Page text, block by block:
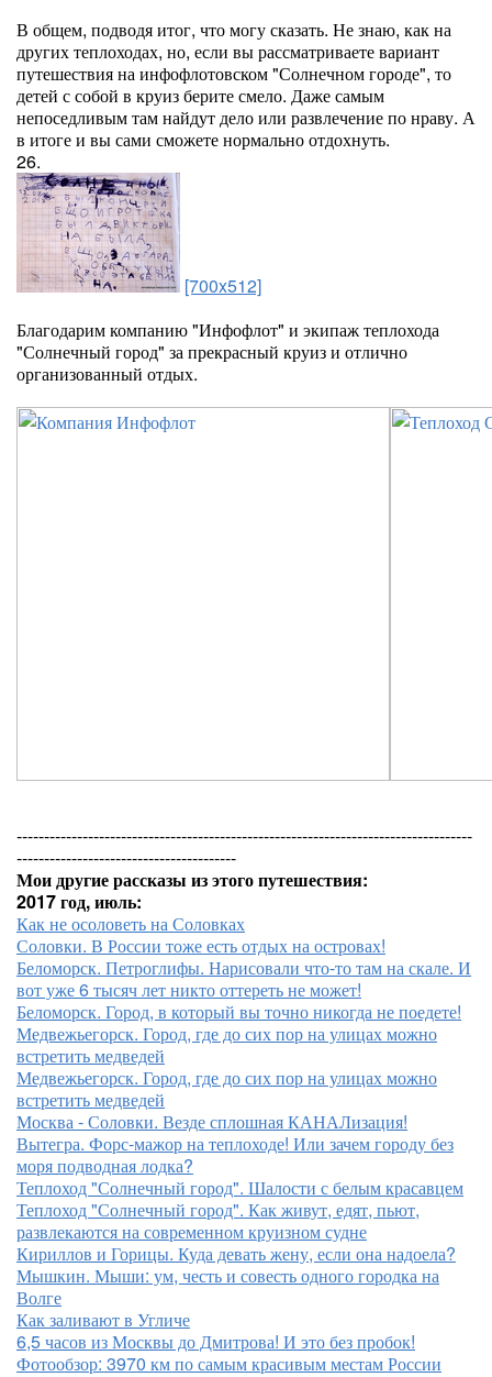
В общем, подводя итог, что могу сказать. Не знаю, как на
других теплоходах, но, если вы рассматриваете вариант
путешествия на инфофлотовском "Солнечном городе", то
детей с собой в круиз берите смело. Даже самым
непоседливым там найдут дело или развлечение по нраву. А
в итоге и вы сами сможете нормально отдохнуть.
26.
[700x512]
Благодарим компанию "Инфофлот" и экипаж теплохода
"Солнечный город" за прекрасный круиз и отлично
организованный отдых.
-----------------------------------------------------------------------------------
----------------------------------------
Мои другие рассказы из этого путешествия:
2017 год, июль:
Как не осоловеть на Соловках
Соловки. В России тоже есть отдых на островах!
Беломорск. Петроглифы. Нарисовали что-то там на скале. И
вот уже 6 тысяч лет никто оттереть не может!
Беломорск. Город, в который вы точно никогда не поедете!
Медвежьегорск. Город, где до сих пор на улицах можно
встретить медведей
Медвежьегорск. Город, где до сих пор на улицах можно
встретить медведей
Москва - Соловки. Везде сплошная КАНАЛизация!
Вытегра. Форс-мажор на теплоходе! Или зачем городу без
моря подводная лодка?
Теплоход "Солнечный город". Шалости с белым красавцем
Теплоход "Солнечный город". Как живут, едят, пьют,
развлекаются на современном круизном судне
Кириллов и Горицы. Куда девать жену, если она надоела?
Мышкин. Мыши: ум, честь и совесть одного городка на
Волге
Как заливают в Угличе
6,5 часов из Москвы до Дмитрова! И это без пробок!
Фотообзор: 3970 км по самым красивым местам России